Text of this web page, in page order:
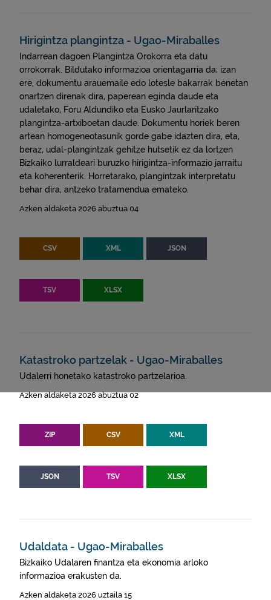
Hirigintza plangintza - Ugao-Miraballes
Indarrean dagoen Plangintza Orokorra eta datu
orrokorrak. Bildutako informazioa orientagarria da; izan
ere, dokumentu arauemaile edo lotesle bakarrak benetan
onartzen direnak dira, paperean eginda daude eta
udaletako, Foru Aldundiko eta Eusko Jaurlaritzako
plangintza-artxiboetan daude. Dokumentu horiek beren
artean homogeneotasunik gorde gabe idazten dira, eta,
beraz, udal-plangintzak gehitze hutsetik ez da lortzen
Bizkaiko lurraldeari buruzko hirigintza-informazio jarraitu
eta koherenterik. Horretarako, plangintzak interpretatu
behar dira, antzeko tratamendua emateko.
Azken aldaketa 2026 abuztua 04
CSV XML JSON
TSV XLSX
Katastroko partzelak - Ugao-Miraballes
Udalerri honetako katastroko partzelarioa.
Azken aldaketa 2026 abuztua 02
ZIP CSV XML
JSON TSV XLSX
Udaldata - Ugao-Miraballes
Bizkaiko Udalaren finantza eta ekonomia arloko
informazioa erakusten da.
Azken aldaketa 2026 uztaila 15